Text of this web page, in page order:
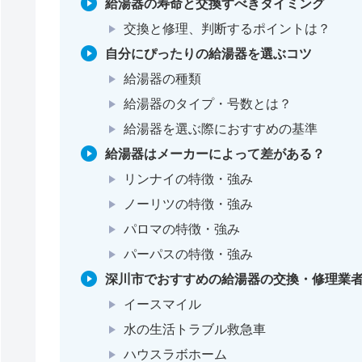
給湯器の寿命と交換すべきタイミング
交換と修理、判断するポイントは？
自分にぴったりの給湯器を選ぶコツ
給湯器の種類
給湯器のタイプ・号数とは？
給湯器を選ぶ際におすすめの基準
給湯器はメーカーによって差がある？
リンナイの特徴・強み
ノーリツの特徴・強み
パロマの特徴・強み
パーパスの特徴・強み
深川市でおすすめの給湯器の交換・修理業
イースマイル
水の生活トラブル救急車
ハウスラボホーム